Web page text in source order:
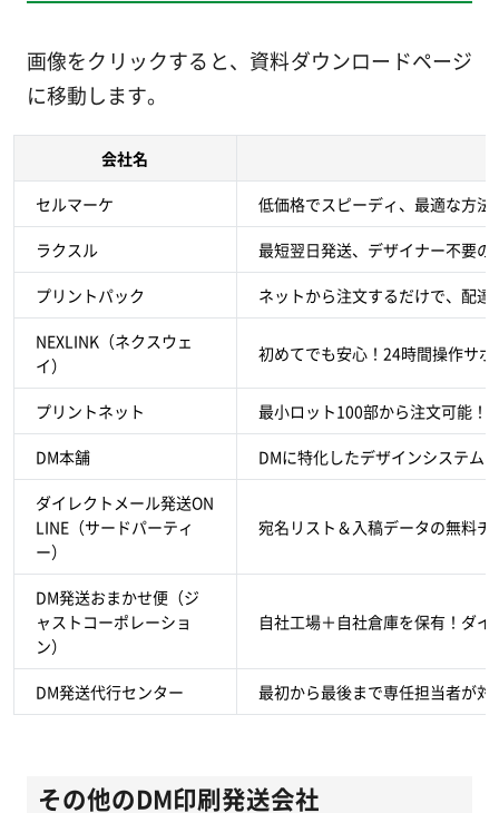
画像をクリックすると、資料ダウンロードページ
に移動します。
会社名
セルマーケ 低価格でスピーディ、最適な方
ラクスル 最短翌日発送、デザイナー不要
プリントパック ネットから注文するだけで、配
NEXLINK（ネクスウェ
イ）
初めてでも安心！24時間操作サ
プリントネット 最小ロット100部から注文可能！
DM本舗 DMに特化したデザインシステム
ダイレクトメール発送ON
LINE（サードパーティ
ー）
宛名リスト＆入稿データの無料
DM発送おまかせ便（ジ
ャストコーポレーショ
ン）
自社工場＋自社倉庫を保有！ダ
DM発送代行センター 最初から最後まで専任担当者が
その他のDM印刷発送会社